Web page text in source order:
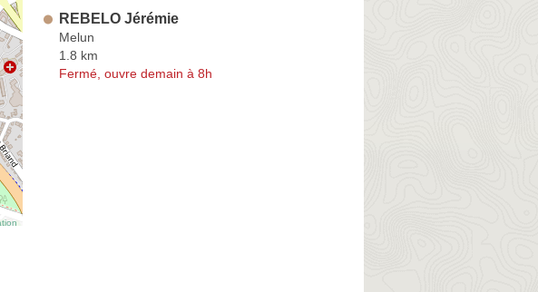
REBELO Jérémie
Melun
1.8 km
Fermé, ouvre demain à 8h